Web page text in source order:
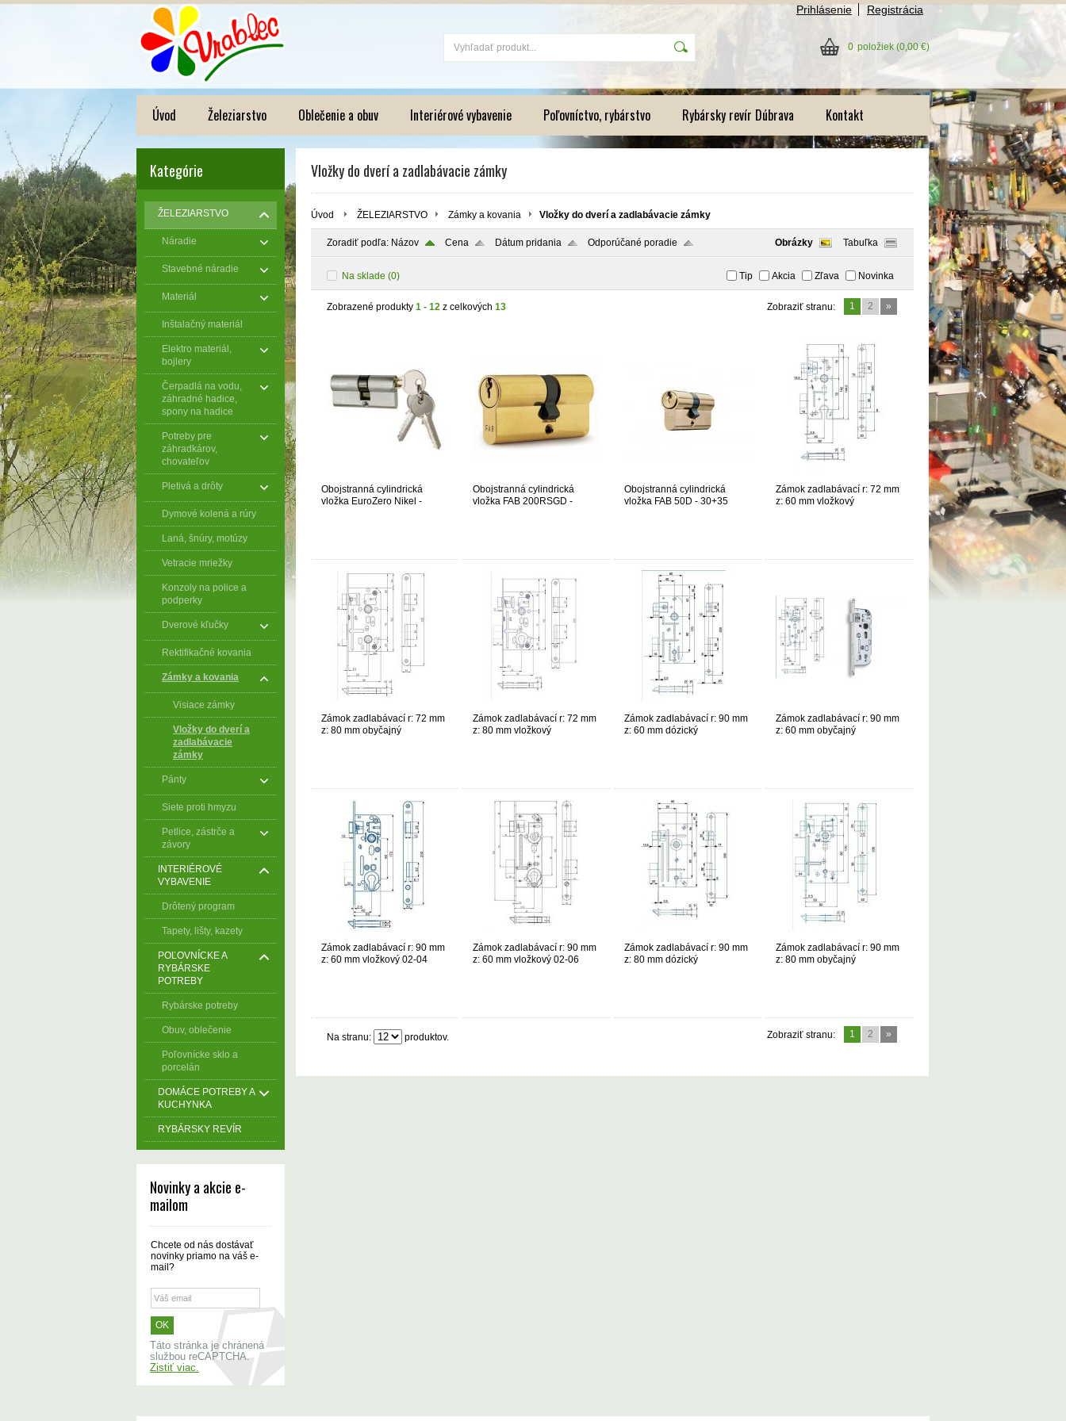
Prihlásenie Registrácia
0 položiek (0,00 €)
Úvod Železiarstvo Oblečenie a obuv Interiérové vybavenie Poľovníctvo, rybárstvo Rybársky revír Dúbrava Kontakt
Kategórie
ŽELEZIARSTVO
Náradie
Stavebné náradie
Materiál
Inštalačný materiál
Elektro materiál,
bojlery
Čerpadlá na vodu,
záhradné hadice,
spony na hadice
Potreby pre
záhradkárov,
chovateľov
Pletivá a drôty
Dymové kolená a rúry
Laná, šnúry, motúzy
Vetracie mriežky
Konzoly na police a
podperky
Dverové kľučky
Rektifikačné kovania
Zámky a kovania
Visiace zámky
Vložky do dverí a
zadlabávacie
zámky
Pánty
Siete proti hmyzu
Petlice, zástrče a
závory
INTERIÉROVÉ
VYBAVENIE
Drôtený program
Tapety, lišty, kazety
POĽOVNÍCKE A
RYBÁRSKE
POTREBY
Rybárske potreby
Obuv, oblečenie
Poľovnícke sklo a
porcelán
DOMÁCE POTREBY A
KUCHYNKA
RYBÁRSKY REVÍR
Novinky a akcie e-
mailom
Chcete od nás dostávať
novinky priamo na váš e-
mail?
Táto stránka je chránená
službou reCAPTCHA.
Zistiť viac.
Vložky do dverí a zadlabávacie zámky
Úvod ŽELEZIARSTVO Zámky a kovania Vložky do dverí a zadlabávacie zámky
Zoradiť podľa: Názov Cena Dátum pridania Odporúčané poradie Obrázky Tabuľka
Na sklade (0) Tip Akcia Zľava Novinka
Zobrazené produkty 1 - 12 z celkových 13 Zobraziť stranu: 1 2 »
Obojstranná cylindrická
vložka EuroZero Nikel -
Obojstranná cylindrická
vložka FAB 200RSGD -
Obojstranná cylindrická
vložka FAB 50D - 30+35
Zámok zadlabávací r: 72 mm
z: 60 mm vložkový
Zámok zadlabávací r: 72 mm
z: 80 mm obyčajný
Zámok zadlabávací r: 72 mm
z: 80 mm vložkový
Zámok zadlabávací r: 90 mm
z: 60 mm dózický
Zámok zadlabávací r: 90 mm
z: 60 mm obyčajný
Zámok zadlabávací r: 90 mm
z: 60 mm vložkový 02-04
Zámok zadlabávací r: 90 mm
z: 60 mm vložkový 02-06
Zámok zadlabávací r: 90 mm
z: 80 mm dózický
Zámok zadlabávací r: 90 mm
z: 80 mm obyčajný
Na stranu: produktov. Zobraziť stranu: 1 2 »